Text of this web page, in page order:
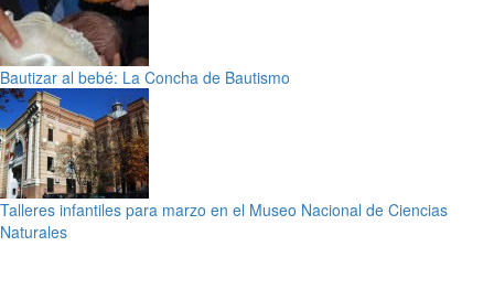
Bautizar al bebé: La Concha de Bautismo
Talleres infantiles para marzo en el Museo Nacional de Ciencias
Naturales